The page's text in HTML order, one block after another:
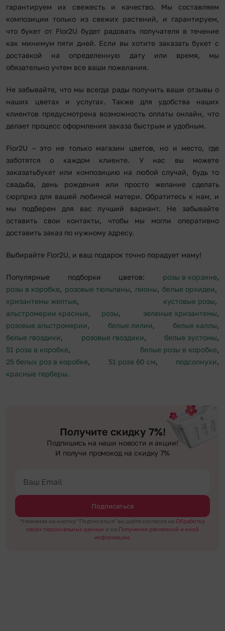
гарантируем их свежесть и качество. Мы составляем
композиции только из свежих растений, и гарантируем,
что букет от Flor2U будет радовать получателя в течение
как минимум пяти дней. Если вы хотите заказать букет с
доставкой на определенную дату или время, мы
обязательно учтем все ваши пожелания.
Не забывайте, что мы всегда рады получить ваши отзывы о
наших цветах и услугах. Также для удобства наших
клиентов предусмотрена возможность оплаты онлайн, что
делает процесс оформления заказа быстрым и удобным.
Flor2U – это не только магазин цветов, но и место, где
заботятся о каждом клиенте. У нас вы можете
заказатьбукет или композицию на любой случай, будь то
свадьба, день рождения или просто желание сделать
сюрприз для вашей любимой матери. Обратитесь к нам, и
мы подберем для вас лучший вариант. Не забывайте
оставить свои контакты, чтобы мы могли оперативно
доставить заказ по нужному адресу.
Выбирайте Flor2U, и ваш подарок точно порадует маму!
Популярные подборки цветов: розы в корзине,
розы в коробке, розовые тюльпаны, пионы, белые орхидеи,
хризантемы желтые, кустовые розы,
альстромерии красные, розы, зеленые хризантемы,
розовые альстромерии, белые лилии, белые каллы,
белые гвоздики, розовые гвоздики, белые эустомы,
51 роза в коробке, белые розы в коробке,
25 белых роз в коробке, 51 роза 60 см, подсолнухи,
красные герберы.
Получите скидку 7%!
Подпишись на наши новости и акции!
И получи промокод на скидку 7%
Подписаться
*Нажимая на кнопку "Подписаться" вы даёте согласие на Обработку
своих персональных данных и на Получение рекламной и иной
информации.